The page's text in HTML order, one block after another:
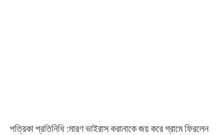
পত্রিকা প্রতিনিধি :মারণ ভাইরাস করানাকে জয় করে গ্রামে ফিরলেন